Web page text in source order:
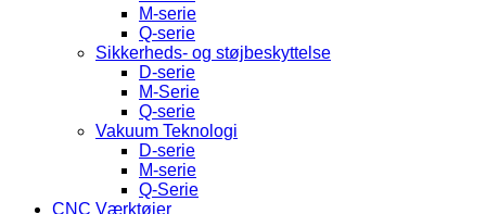
M-serie
Q-serie
Sikkerheds- og støjbeskyttelse
D-serie
M-Serie
Q-serie
Vakuum Teknologi
D-serie
M-serie
Q-Serie
CNC Værktøjer